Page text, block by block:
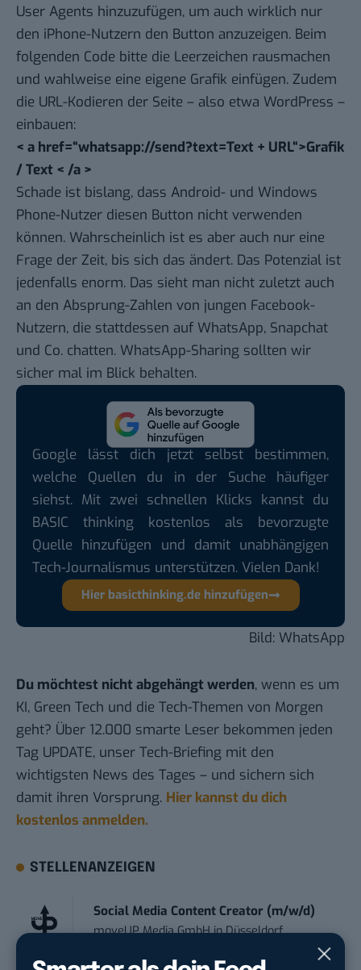
User Agents hinzuzufügen, um auch wirklich nur
den iPhone-Nutzern den Button anzuzeigen. Beim
folgenden Code bitte die Leerzeichen rausmachen
und wahlweise eine eigene Grafik einfügen. Zudem
die URL-Kodieren der Seite – also etwa WordPress –
einbauen:
< a href=“whatsapp://send?text=Text + URL“>Grafik
/ Text < /a >
Schade ist bislang, dass Android- und Windows
Phone-Nutzer diesen Button nicht verwenden
können. Wahrscheinlich ist es aber auch nur eine
Frage der Zeit, bis sich das ändert. Das Potenzial ist
jedenfalls enorm. Das sieht man nicht zuletzt auch
an den Absprung-Zahlen von jungen Facebook-
Nutzern, die stattdessen auf WhatsApp, Snapchat
und Co. chatten. WhatsApp-Sharing sollten wir
sicher mal im Blick behalten.
Google lässt dich jetzt selbst bestimmen,
welche Quellen du in der Suche häufiger
siehst. Mit zwei schnellen Klicks kannst du
BASIC thinking kostenlos als bevorzugte
Quelle hinzufügen und damit unabhängigen
Tech-Journalismus unterstützen. Vielen Dank!
Hier basicthinking.de hinzufügen
Bild: WhatsApp
Du möchtest nicht abgehängt werden, wenn es um
KI, Green Tech und die Tech-Themen von Morgen
geht? Über 12.000 smarte Leser bekommen jeden
Tag UPDATE, unser Tech-Briefing mit den
wichtigsten News des Tages – und sichern sich
damit ihren Vorsprung. Hier kannst du dich
kostenlos anmelden.
STELLENANZEIGEN
Social Media Content Creator (m/w/d)
moveUP Media GmbHinDüsseldorf